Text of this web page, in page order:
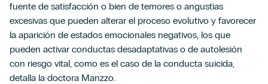
fuente de satisfacción o bien de temores o angustias
excesivas que pueden alterar el proceso evolutivo y favorecer
la aparición de estados emocionales negativos, los que
pueden activar conductas desadaptativas o de autolesión
con riesgo vital, como es el caso de la conducta suicida,
detalla la doctora Manzzo.